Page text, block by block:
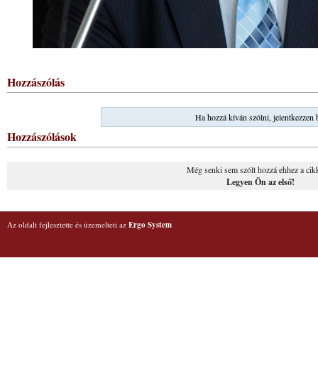
Hozzászólás
Ha hozzá kíván szólni, jelentkezzen
Hozzászólások
Még senki sem szólt hozzá ehhez a
Legyen Ön az első!
Az oldalt fejlesztette és üzemelteti az Ergo System